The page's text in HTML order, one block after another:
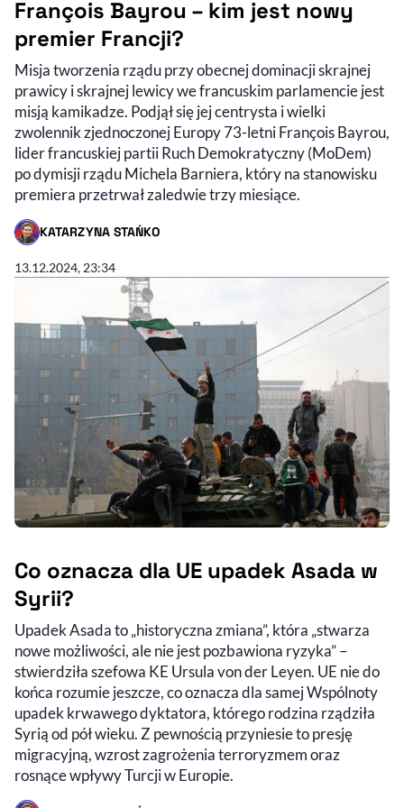
François Bayrou – kim jest nowy
premier Francji?
Misja tworzenia rządu przy obecnej dominacji skrajnej
prawicy i skrajnej lewicy we francuskim parlamencie jest
misją kamikadze. Podjął się jej centrysta i wielki
zwolennik zjednoczonej Europy 73-letni François Bayrou,
lider francuskiej partii Ruch Demokratyczny (MoDem)
po dymisji rządu Michela Barniera, który na stanowisku
premiera przetrwał zaledwie trzy miesiące.
KATARZYNA STAŃKO
- AUTOR ARTYKUŁU - PROFIL
13.12.2024, 23:34
Co oznacza dla UE upadek Asada w
Syrii?
Upadek Asada to „historyczna zmiana”, która „stwarza
nowe możliwości, ale nie jest pozbawiona ryzyka” –
stwierdziła szefowa KE Ursula von der Leyen. UE nie do
końca rozumie jeszcze, co oznacza dla samej Wspólnoty
upadek krwawego dyktatora, którego rodzina rządziła
Syrią od pół wieku. Z pewnością przyniesie to presję
migracyjną, wzrost zagrożenia terroryzmem oraz
rosnące wpływy Turcji w Europie.